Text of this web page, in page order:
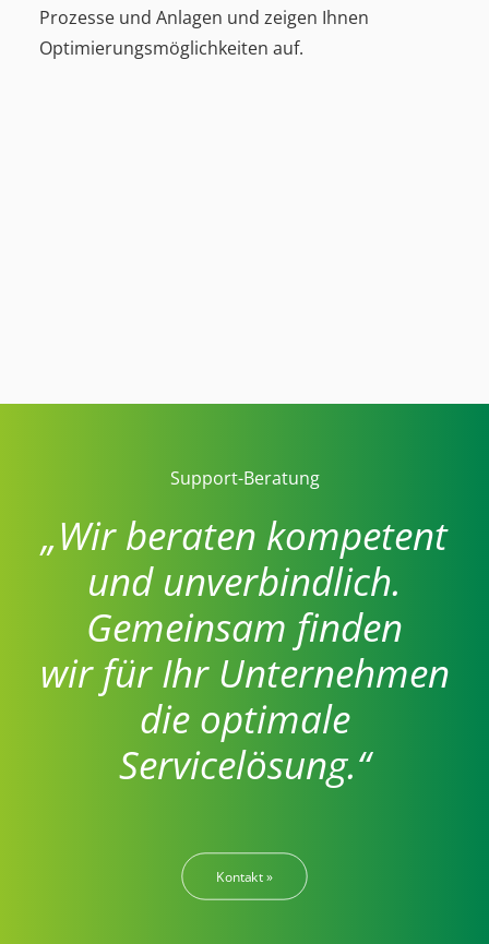
Prozesse und Anlagen und zeigen Ihnen
Optimierungsmöglichkeiten auf.
Support-Beratung
„Wir beraten kompetent
und unverbindlich.
Gemeinsam finden
wir für Ihr Unternehmen
die optimale
Servicelösung.“
Kontakt »